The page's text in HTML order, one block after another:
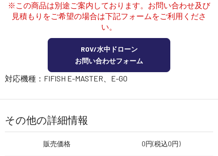
サポート・Q&A / 法人・学生のお客様
取扱店舗一覧
SEKIDO
コーポレートサイト
※この商品は別途ご案内しております。お問い合わせ及び
見積もりをご希望の場合は下記フォームをご利用くださ
い。
ROV/水中ドローン
お問い合わせフォーム
対応機種：FIFISH E-MASTER、E-GO
その他の詳細情報
販売価格 0円(税込0円)